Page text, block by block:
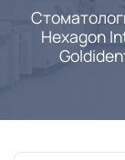
Hexagon